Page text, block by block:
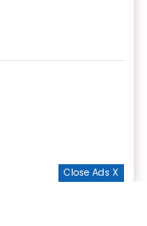
Close Ads X